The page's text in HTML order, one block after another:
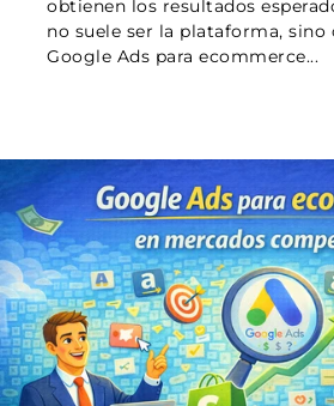
obtienen los resultados
no suele ser la plataforma, sino
Google Ads para ecommerce...